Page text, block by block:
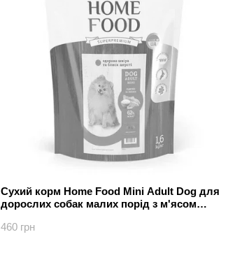
Сухий корм Home Food Mini Adult Dog для
дорослих собак малих порід з м'ясом
460 грн